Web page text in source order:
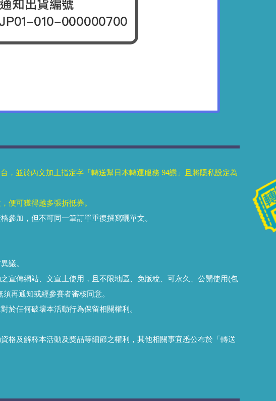
，並於內文加上指定字「轉送幫日本轉運服務 94讚」且將隱私設定為
便可獲得越多張折抵券。
參加，但不可同一筆訂單重復撰寫曬單文。
議。
宣傳網站、文宣上使用，且不限地區、免版稅、可永久、公開使用(包
再通知或經參賽者審核同意。
於任何破壞本活動行為保留相關權利。
格及解釋本活動及獎品等細節之權利，其他相關事宜悉公布於「轉送